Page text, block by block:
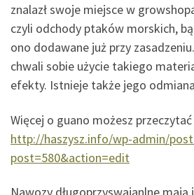
znalazł swoje miejsce w
czyli odchody ptaków morskich,
ono dodawane już przy
chwali sobie użycie takiego
efekty. Istnieje także jego
Więcej o guano możesz
http://haszysz.info/wp-admin/
post=580&action=edit